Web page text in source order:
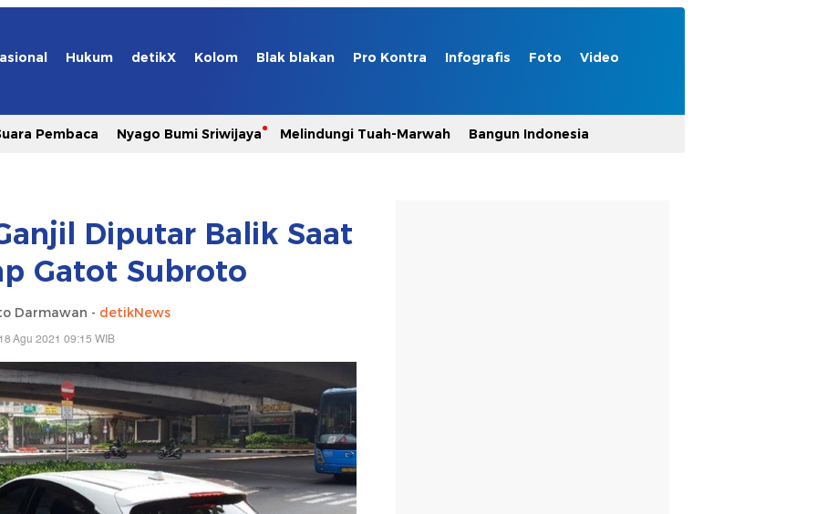
Hukum detikX Kolom Blak blakan Pro Kontra Infografis Foto Video
Pembaca Nyago Bumi Sriwijaya Melindungi Tuah-Marwah Bangun Indonesia
Diputar Balik Saat
Gatot Subroto
Darmawan - detikNews
Agu 2021 09:15 WIB